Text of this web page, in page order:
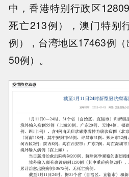
中，香港特别行政区
死亡213例），澳门特别
例），台湾地区17463例
50例）。